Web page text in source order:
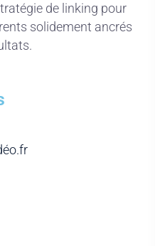
de linking pour
solidement ancrés